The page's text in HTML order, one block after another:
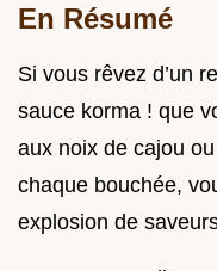
En Résumé
Si vous rêvez d’un
sauce korma ! que
aux noix de cajou
chaque bouchée,
explosion de